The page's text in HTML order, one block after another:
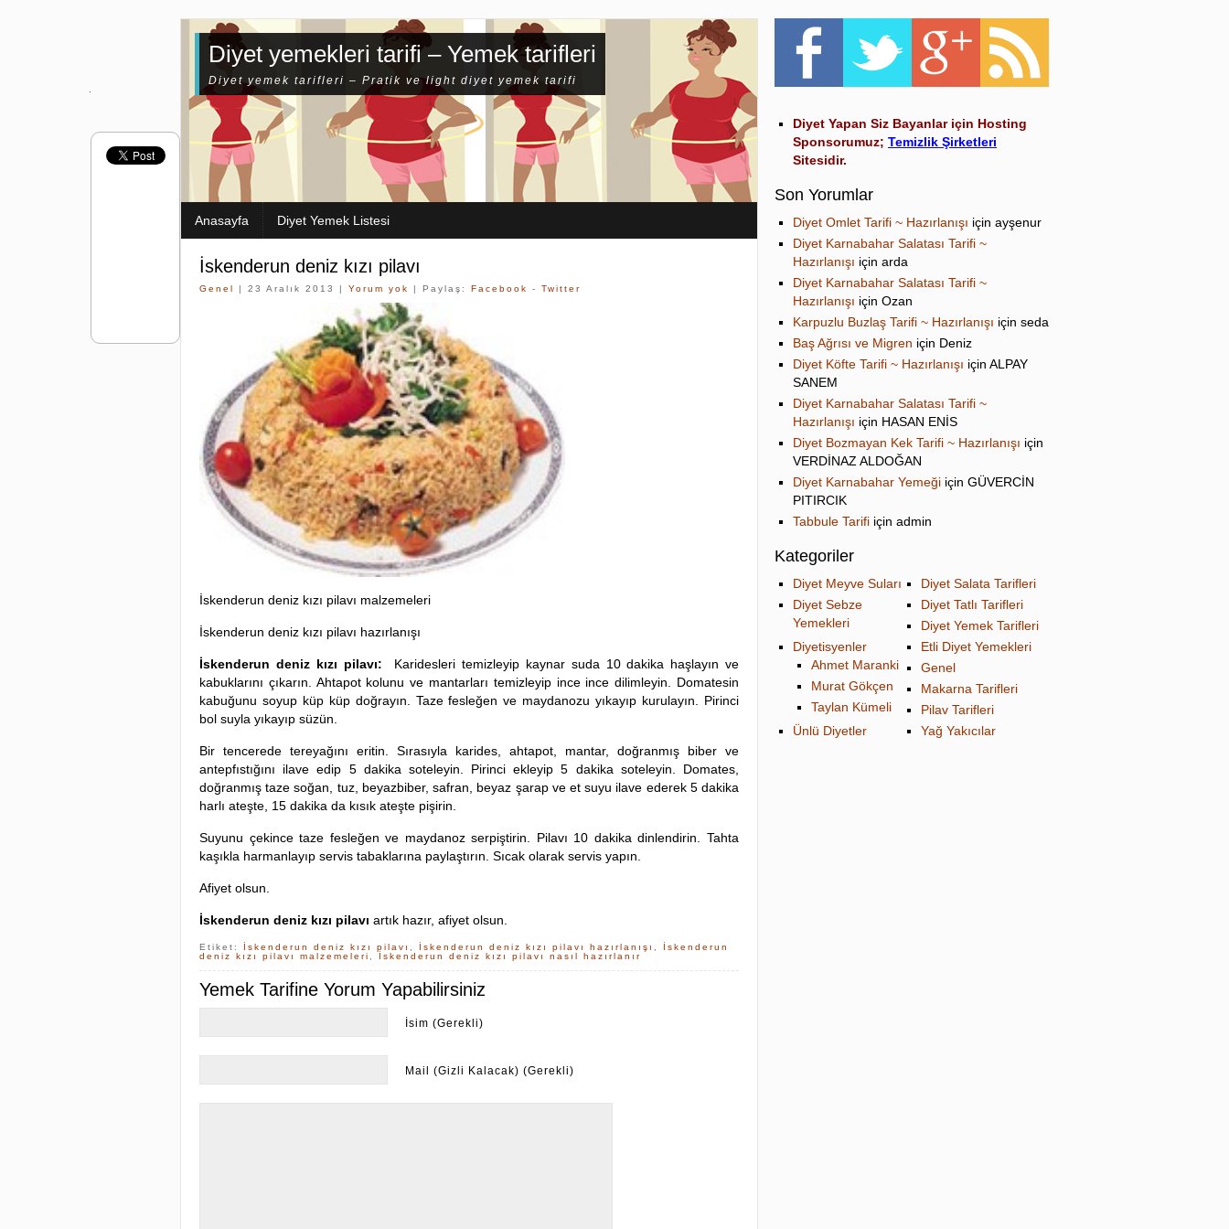
Diyet yemekleri tarifi – Yemek tarifleri
Diyet yemek tarifleri – Pratik ve light diyet yemek tarifi
Anasayfa Diyet Yemek Listesi
İskenderun deniz kızı pilavı
Genel | 23 Aralık 2013 | Yorum yok | Paylaş: Facebook - Twitter
İskenderun deniz kızı pilavı malzemeleri
İskenderun deniz kızı pilavı hazırlanışı
İskenderun deniz kızı pilavı:
Karidesleri temizleyip kaynar suda 10 dakika haşlayın ve
kabuklarını çıkarın. Ahtapot kolunu ve mantarları temizleyip ince ince dilimleyin. Domatesin
kabuğunu soyup küp küp doğrayın. Taze fesleğen ve maydanozu yıkayıp kurulayın. Pirinci
bol suyla yıkayıp süzün.
Bir tencerede tereyağını eritin. Sırasıyla karides, ahtapot, mantar, doğranmış biber ve
antepfıstığını ilave edip 5 dakika soteleyin. Pirinci ekleyip 5 dakika soteleyin. Domates,
doğranmış taze soğan, tuz, beyazbiber, safran, beyaz şarap ve et suyu ilave ederek 5 dakika
harlı ateşte, 15 dakika da kısık ateşte pişirin.
Suyunu çekince taze fesleğen ve maydanoz serpiştirin. Pilavı 10 dakika dinlendirin. Tahta
kaşıkla harmanlayıp servis tabaklarına paylaştırın. Sıcak olarak servis yapın.
Afiyet olsun.
İskenderun deniz kızı pilavı artık hazır, afiyet olsun.
Etiket: İskenderun deniz kızı pilavı İskenderun deniz kızı pilavı hazırlanışı
İskenderun
deniz kızı pilavı malzemeleri
İskenderun deniz kızı pilavı nasıl hazırlanır
Yemek Tarifine Yorum Yapabilirsiniz
İsim (Gerekli)
Mail (Gizli Kalacak) (Gerekli)
Diyet Yapan Siz Bayanlar için Hosting
Sponsorumuz; Temizlik Şirketleri
Sitesidir.
Son Yorumlar
Diyet Omlet Tarifi ~ Hazırlanışı için ayşenur
Diyet Karnabahar Salatası Tarifi ~
Hazırlanışı için arda
Diyet Karnabahar Salatası Tarifi ~
Hazırlanışı için Ozan
Karpuzlu Buzlaş Tarifi ~ Hazırlanışı için seda
Baş Ağrısı ve Migren için Deniz
Diyet Köfte Tarifi ~ Hazırlanışı için ALPAY
SANEM
Diyet Karnabahar Salatası Tarifi ~
Hazırlanışı için HASAN ENİS
Diyet Bozmayan Kek Tarifi ~ Hazırlanışı için
VERDİNAZ ALDOĞAN
Diyet Karnabahar Yemeği için GÜVERCİN
PITIRCIK
Tabbule Tarifi için admin
Kategoriler
Diyet Meyve Suları
Diyet Salata Tarifleri
Diyet Sebze
Yemekleri
Diyet Tatlı Tarifleri
Diyet Yemek Tarifleri
Diyetisyenler
Ahmet Maranki
Murat Gökçen
Taylan Kümeli
Etli Diyet Yemekleri
Genel
Makarna Tarifleri
Pilav Tarifleri
Ünlü Diyetler
Yağ Yakıcılar